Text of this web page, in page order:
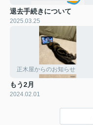
退去手続きについて
2025.03.25
正木屋からのお知らせ
もう2月
2024.02.01